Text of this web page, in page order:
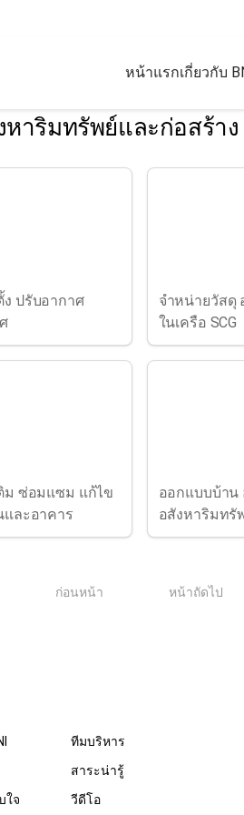
หน้าแรกเกี่ยวกับ
หาริมทรัพย์และก่อสร้าง
ปรับอากาศ
จำหน่ายวัสดุ
ในเครือ SCG
ม ซ่อมแซม แก้ไข
และอาคาร
ออกแบบบ้าน
อสังหาริมทรั
ก่อนหน้า หน้าถัดไป
ทีมบริหาร
สาระน่ารู้
ใจ
วีดีโอ